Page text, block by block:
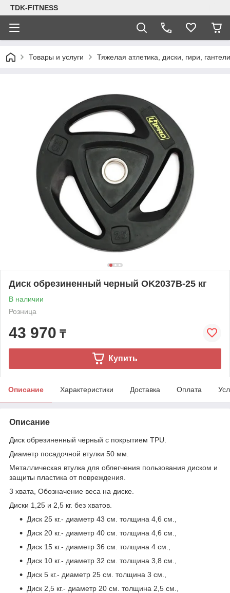
TDK-FITNESS
Товары и услуги Тяжелая атлетика, диски, гири, гантели
Диск обрезиненный черный OK2037B-25 кг
В наличии
Розница
43 970 ₸
Купить
Описание Характеристики Доставка Оплата
Описание
Диск обрезиненный черный с покрытием TPU.
Диаметр посадочной втулки 50 мм.
Металлическая втулка для облегчения пользования диском и
защиты пластика от повреждения.
3 хвата, Обозначение веса на диске.
Диски 1,25 и 2,5 кг. без хватов.
Диск 25 кг.- диаметр 43 см. толщина 4,6 см.,
Диск 20 кг.- диаметр 40 см. толщина 4,6 см.,
Диск 15 кг.- диаметр 36 см. толщина 4 см.,
Диск 10 кг.- диаметр 32 см. толщина 3,8 см.,
Диск 5 кг.- диаметр 25 см. толщина 3 см.,
Диск 2,5 кг.- диаметр 20 см. толщина 2,5 см.,